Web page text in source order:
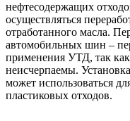
нефтесодержащих
осуществляться
отработанного масла.
автомобильных шин –
применения УТД, так как
неисчерпаемы.
может использоваться
пластиковых отходов.